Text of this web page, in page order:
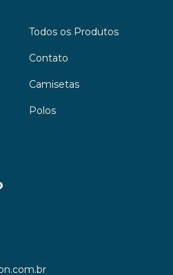
Todos os Produtos
Contato
Camisetas
Polos